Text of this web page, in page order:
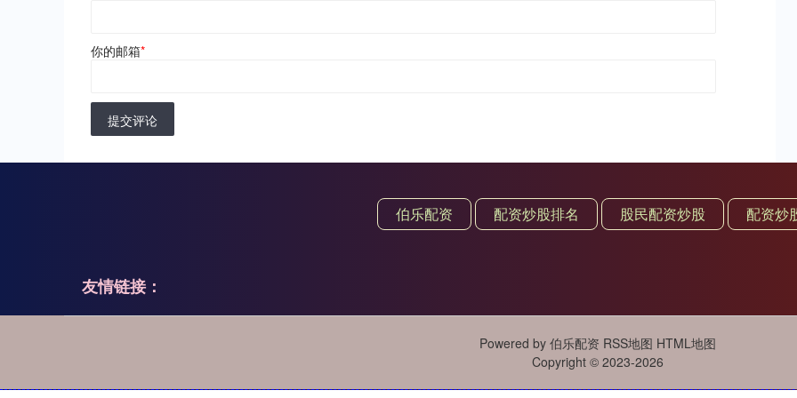
你的邮箱*
提交评论
伯乐配资 配资炒股排名 股民配资炒股 配资炒
友情链接：
Powered by 伯乐配资 RSS地图 HTML地图
Copyright © 2023-2026